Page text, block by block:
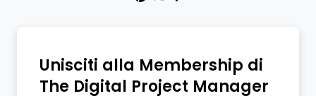
Unisciti alla Membership di
The Digital Project Manager